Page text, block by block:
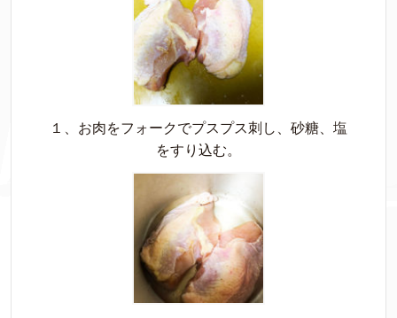
１、お肉をフォークでプスプス刺し、砂糖、塩
をすり込む。